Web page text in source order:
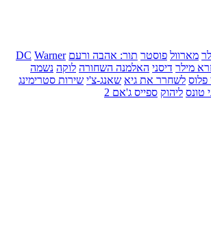
מארוול פוסטר תור: אהבה ורעם DC Warner
מילר דיסני האלמנה השחורה לוקה נשמה
פלוס לשחרר את גיא שאנג-צ'י שירות סטרימינג
טונס ליהוק ספייס ג'אם 2